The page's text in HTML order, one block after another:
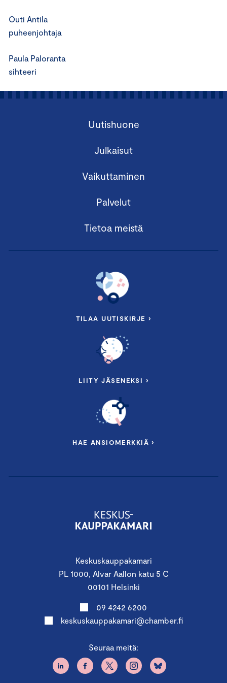
Outi Antila
puheenjohtaja
Paula Paloranta
sihteeri
Keskuskauppakamari
PL 1000, Alvar Aallon katu 5 C
00101 Helsinki
09 4242 6200
keskuskauppakamari@chamber.fi
Seuraa meitä:
Uutishuone
Julkaisut
Vaikuttaminen
Palvelut
Tietoa meistä
TILAA UUTISKIRJE ›
LIITY JÄSENEKSI ›
HAE ANSIOMERKKIÄ ›